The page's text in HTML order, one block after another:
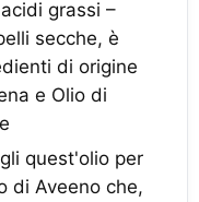
grassi –
secche, è
di origine
e Olio di
quest'olio per
di Aveeno che,